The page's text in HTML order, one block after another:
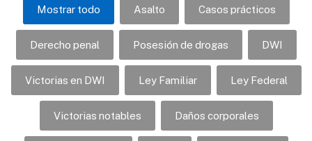
Mostrar todo Asalto Casos prácticos
Derecho penal Posesión de drogas DWI
Victorias en DWI Ley Familiar Ley Federal
Victorias notables Daños corporales